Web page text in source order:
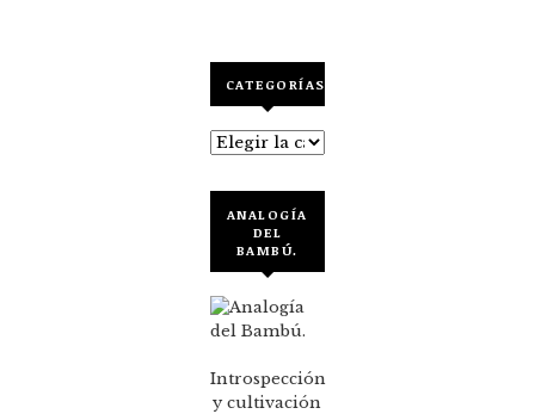
CATEGORÍAS
Categorías
ANALOGÍA
DEL
BAMBÚ.
Introspección
y cultivación